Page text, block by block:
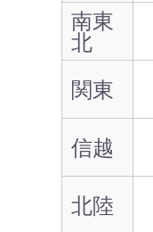
南東
北
関東
信越
北陸